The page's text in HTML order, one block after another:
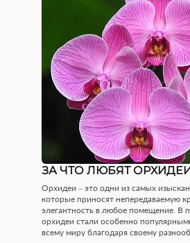
ЗА ЧТО ЛЮБЯТ
Орхидеи – это одни из самых
которые приносят непередаваемую
элегантность в любое помещение. В
орхидеи стали особенно
всему миру благодаря своему